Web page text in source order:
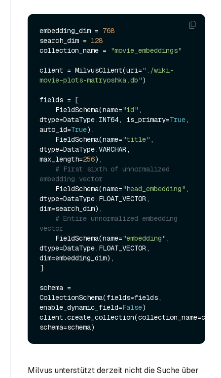
embedding_dim = 768
search_dim = 128
collection_name =
"movie_embeddings"
client = MilvusClient(uri="./wiki-
movie-plots-matryoshka.db")
fields = [
    FieldSchema(name=
"id" ,
dtype=DataType.INT64, is_primary=True,
auto_id=True),
    FieldSchema(name=
"title" ,
dtype=DataType.VARCHAR,
max_length=256),
# First sixth of unnormalized
embedding vector
    FieldSchema(name=
"head_embedding" ,
dtype=DataType.FLOAT_VECTOR,
dim=search_dim),
# Entire unnormalized embedding
vector
    FieldSchema(name=
"embedding" ,
dtype=DataType.FLOAT_VECTOR,
dim=embedding_dim),
]
schema =
CollectionSchema(fields=fields,
enable_dynamic_field=False)
Milvus unterstützt derzeit nicht die Suche über